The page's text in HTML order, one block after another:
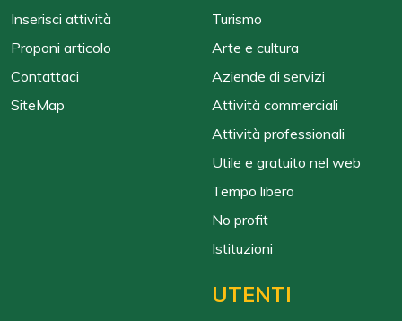
Inserisci attività
Proponi articolo
Contattaci
SiteMap
Turismo
Arte e cultura
Aziende di servizi
Attività commerciali
Attività professionali
Utile e gratuito nel web
Tempo libero
No profit
Istituzioni
UTENTI